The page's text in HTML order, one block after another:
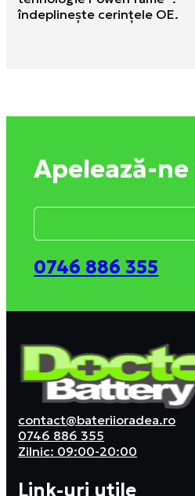
îndeplineşte cerinţele OE.
Apelează-
0746 886 355
contact@bateriioradea.ro
0746 886 355
Zilnic: 09:00-20:00
Link-uri utile